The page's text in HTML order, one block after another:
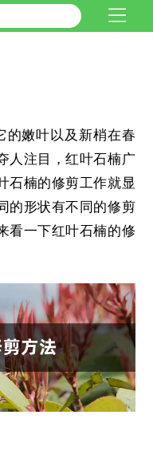
的嫩叶以及新梢在春
人注目，红叶石楠广
石楠的修剪工作就显
的形状有不同的修剪
看一下红叶石楠的修